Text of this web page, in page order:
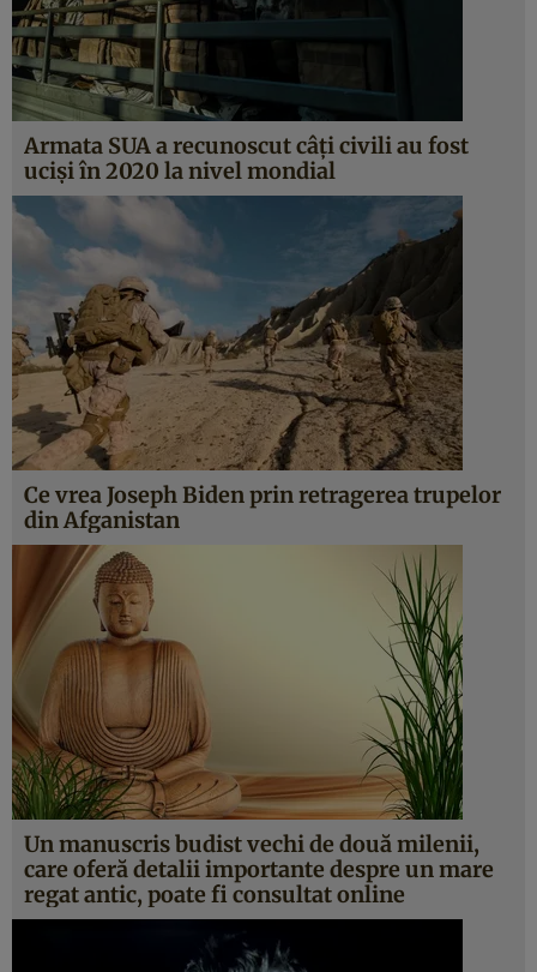
Armata SUA a recunoscut câți civili au fost
uciși în 2020 la nivel mondial
Ce vrea Joseph Biden prin retragerea trupelor
din Afganistan
Un manuscris budist vechi de două milenii,
care oferă detalii importante despre un mare
regat antic, poate fi consultat online